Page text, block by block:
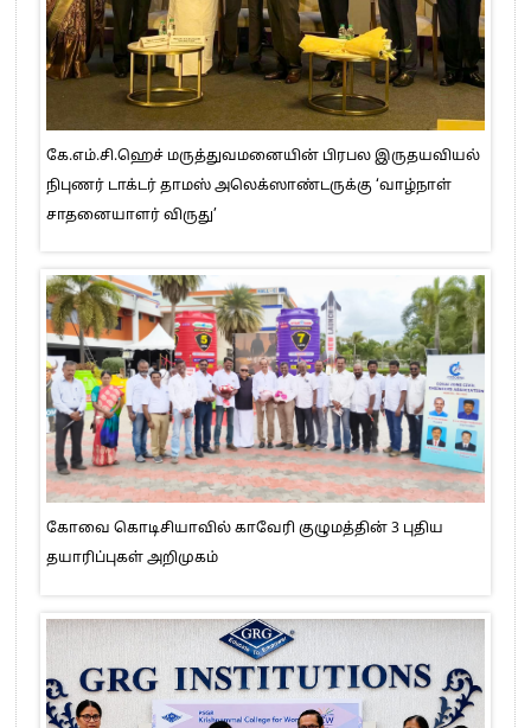
கே.எம்.சி.ஹெச் மருத்துவமனையின் பிரபல இருதயவியல்
நிபுணர் டாக்டர் தாமஸ் அலெக்ஸாண்டருக்கு ‘வாழ்நாள்
சாதனையாளர் விருது’
கோவை கொடிசியாவில் காவேரி குழுமத்தின் 3 புதிய
தயாரிப்புகள் அறிமுகம்